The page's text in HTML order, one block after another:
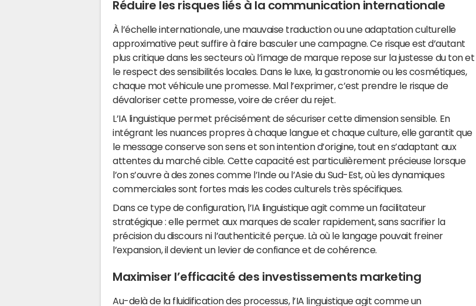
Réduire les risques liés à la communication internationale
À l’échelle internationale, une mauvaise traduction ou une adaptation culturelle
approximative peut suffire à faire basculer une campagne. Ce risque est d’autant
plus critique dans les secteurs où l’image de marque repose sur la justesse du ton et
le respect des sensibilités locales. Dans le luxe, la gastronomie ou les cosmétiques,
chaque mot véhicule une promesse. Mal l’exprimer, c’est prendre le risque de
dévaloriser cette promesse, voire de créer du rejet.
L’IA linguistique permet précisément de sécuriser cette dimension sensible. En
intégrant les nuances propres à chaque langue et chaque culture, elle garantit que
le message conserve son sens et son intention d’origine, tout en s’adaptant aux
attentes du marché cible. Cette capacité est particulièrement précieuse lorsque
l’on s’ouvre à des zones comme l’Inde ou l’Asie du Sud-Est, où les dynamiques
commerciales sont fortes mais les codes culturels très spécifiques.
Dans ce type de configuration, l’IA linguistique agit comme un facilitateur
stratégique : elle permet aux marques de scaler rapidement, sans sacrifier la
précision du discours ni l’authenticité perçue. Là où le langage pouvait freiner
l’expansion, il devient un levier de confiance et de cohérence.
Maximiser l’efficacité des investissements marketing
Au-delà de la fluidification des processus, l’IA linguistique agit comme un